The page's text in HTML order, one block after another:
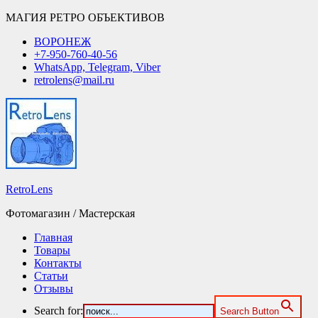
МАГИЯ РЕТРО ОБЪЕКТИВОВ
ВОРОНЕЖ
+7-950-760-40-56
WhatsApp, Telegram, Viber
retrolens@mail.ru
RetroLens
Фотомагазин / Мастерская
Главная
Товары
Контакты
Статьи
Отзывы
Search for:
Search Button